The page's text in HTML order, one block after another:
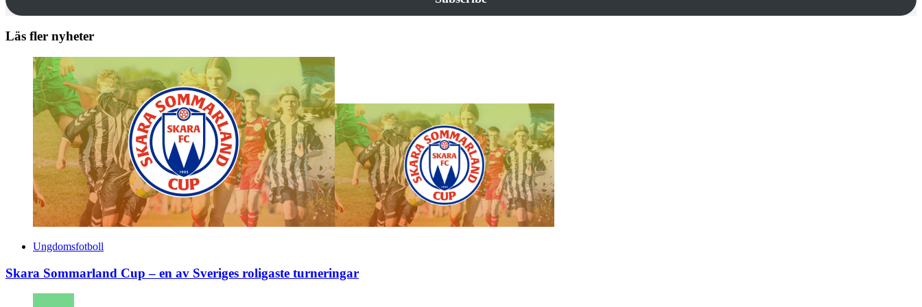
Läs fler nyheter
Ungdomsfotboll
Skara Sommarland Cup – en av Sveriges roligaste turneringar